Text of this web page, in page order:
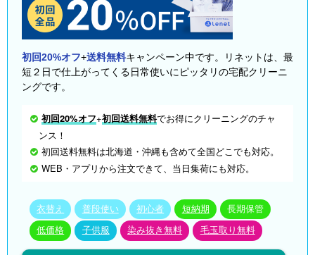
初回20%オフ+送料無料キャンペーン中です。リネットは、最
短２日で仕上がってくる日常使いにピッタリの宅配クリーニ
ングです。
初回20%オフ+初回送料無料でお得にクリーニングのチャ
ンス！
初回送料無料は北海道・沖縄も含めて全国どこでも対応。
WEB・アプリから注文できて、当日集荷にも対応。
衣替え 普段使い 初心者 短納期 長期保管
低価格 子供服 染み抜き無料 毛玉取り無料